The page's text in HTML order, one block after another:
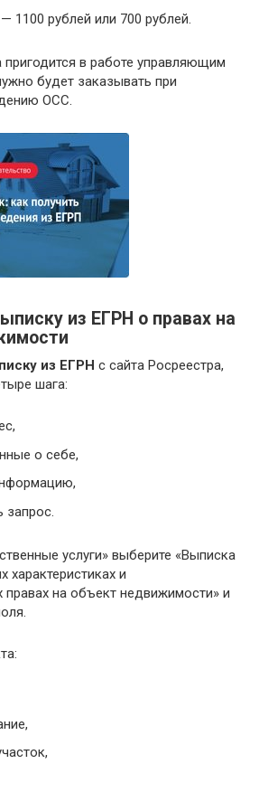
1100 рублей или 700 рублей.
в работе управляющим
будет заказывать при
ОСС.
из ЕГРН о правах на
из ЕГРН с сайта Росреестра,
шага:
о себе,
запрос.
услуги» выберите «Выписка
и
правах на объект недвижимости» и